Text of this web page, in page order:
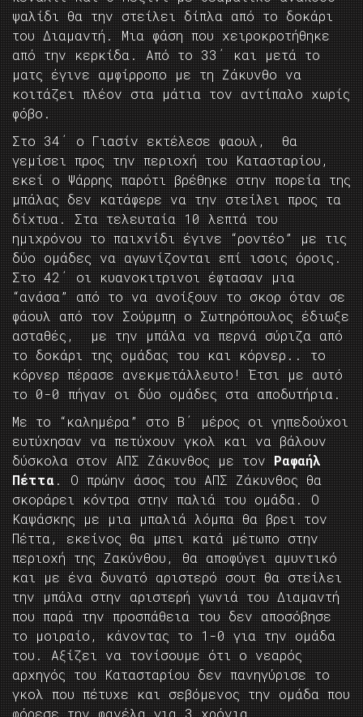
ψαλίδι θα την στείλει δίπλα από το δοκάρι
του Διαμαντή. Μια φάση που χειροκροτήθηκε
από την κερκίδα. Από το 33΄ και μετά το
ματς έγινε αμφίρροπο με τη Ζάκυνθο να
κοιτάζει πλέον στα μάτια τον αντίπαλο χωρίς
φόβο.
Στο 34΄ ο Γιασίν εκτέλεσε φαουλ, θα
γεμίσει προς την περιοχή του Κατασταρίου,
εκεί ο Ψάρρης παρότι βρέθηκε στην πορεία της
μπάλας δεν κατάφερε να την στείλει προς τα
δίχτυα. Στα τελευταία 10 λεπτά του
ημιχρόνου το παιχνίδι έγινε “ροντέο” με τις
δύο ομάδες να αγωνίζονται επί ισοις όροις.
Στο 42΄ οι κυανοκιτρινοι έφτασαν μια
“ανάσα” από το να ανοίξουν το σκορ όταν σε
φάουλ από τον Σούρμπη ο Σωτηρόπουλος έδιωξε
ασταθές, με την μπάλα να περνά σύριζα από
το δοκάρι της ομάδας του και κόρνερ.. το
κόρνερ πέρασε ανεκμετάλλευτο! Έτσι με αυτό
το 0-0 πήγαν οι δύο ομάδες στα αποδυτήρια.
Με το “καλημέρα” στο Β΄ μέρος οι γηπεδούχοι
ευτύχησαν να πετύχουν γκολ και να βάλουν
δύσκολα στον ΑΠΣ Ζάκυνθος με τον Ραφαήλ
Πέττα. Ο πρώην άσος του ΑΠΣ Ζάκυνθος θα
σκοράρει κόντρα στην παλιά του ομάδα. Ο
Καψάσκης με μια μπαλιά λόμπα θα βρει τον
Πέττα, εκείνος θα μπει κατά μέτωπο στην
περιοχή της Ζακύνθου, θα αποφύγει αμυντικό
και με ένα δυνατό αριστερό σουτ θα στείλει
την μπάλα στην αριστερή γωνιά του Διαμαντή
που παρά την προσπάθεια του δεν αποσόβησε
το μοιραίο, κάνοντας το 1-0 για την ομάδα
του. Αξίζει να τονίσουμε ότι ο νεαρός
αρχηγός του Κατασταρίου δεν πανηγύρισε το
γκολ που πέτυχε και σεβόμενος την ομάδα που
φόρεσε την φανέλα για 3 χρόνια.